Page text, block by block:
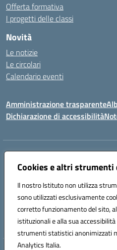
Cookies e altri
Il nostro Istituto non utilizza
sono utilizzati esclusivamente
corretto funzionamento del sito,
istituzionali e alla sua
strumenti statistici anonimizzati
Analytics Italia.
Offerta formativa
I progetti delle classi
Novità
Le notizie
Le circolari
Calendario eventi
Amministrazione trasparente
Dichiarazione di accessibilità
Indirizzo:
Centralino:0923993485 Email:
Codice fiscale: 91039050819
Codice meccanografico:
tpic84500v
Codice unico di fatturazione (CUF):